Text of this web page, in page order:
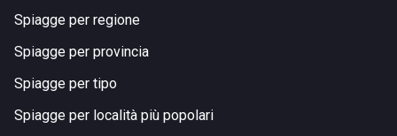
Spiagge per regione
Spiagge per provincia
Spiagge per tipo
Spiagge per località più popolari